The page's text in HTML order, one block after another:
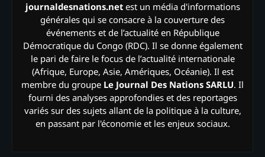
journaldesnations.netest un média d'informations
générales qui se consacre à la couverture des
événements et de l’actualité en République
Démocratique du Congo (RDC). Il se donne également
le pari de faire le focus de l’actualité internationale
(Afrique, Europe, Asie, Amériques, Océanie). Il est
membre du groupe Le Journal Des Nations SARLU. Il
fourni des analyses approfondies et des reportages
variés sur des sujets allant de la politique à la culture,
en passant par l'économie et les enjeux sociaux.